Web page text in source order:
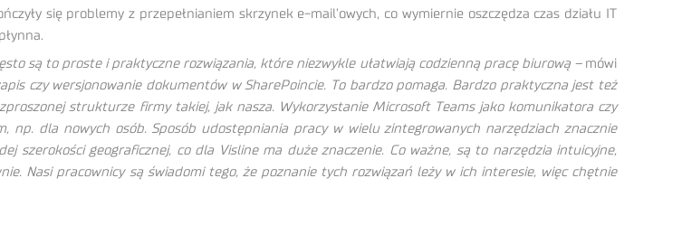
się problemy z przepełnianiem skrzynek e-mail’owych, co wymiernie oszczędza czas działu IT
są to proste i praktyczne rozwiązania, które niezwykle ułatwiają codzienną pracę biurową –mówi
czy wersjonowanie dokumentów w SharePoincie. To bardzo pomaga. Bardzo praktyczna jest też
strukturze firmy takiej, jak nasza. Wykorzystanie Microsoft Teams jako komunikatora czy
dla nowych osób. Sposób udostępniania pracy w wielu zintegrowanych narzędziach znacznie
szerokości geograficznej, co dla Visline ma duże znaczenie. Co ważne, są to narzędzia intuicyjne,
Nasi pracownicy są świadomi tego, że poznanie tych rozwiązań leży w ich interesie, więc chętnie